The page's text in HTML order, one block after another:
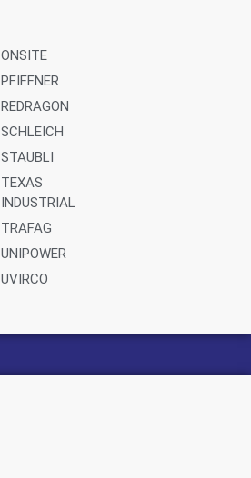
ONSITE
PFIFFNER
REDRAGON
SCHLEICH
STAUBLI
TEXAS
INDUSTRIAL
TRAFAG
UNIPOWER
UVIRCO